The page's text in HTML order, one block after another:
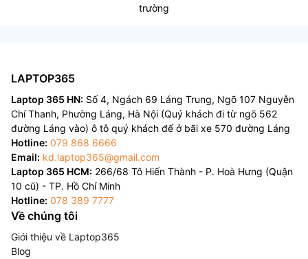
trường
LAPTOP365
Laptop 365 HN: Số 4, Ngách 69 Láng Trung, Ngõ 107 Nguyễn
Chí Thanh, Phường Láng, Hà Nội (Quý khách đi từ ngõ 562
đường Láng vào) ô tô quý khách để ở bãi xe 570 đường Láng
Hotline: 079 868 6666
Email: kd.laptop365@gmail.com
Laptop 365 HCM: 266/68 Tô Hiến Thành - P. Hoà Hưng (Quận
10 cũ) - TP. Hồ Chí Minh
Hotline: 078 389 7777
Về chúng tôi
Giới thiệu về Laptop365
Blog